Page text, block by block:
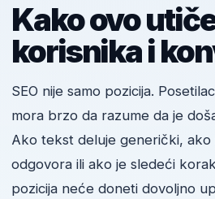
Kako ovo
korisnika i
SEO nije samo pozicija.
mora brzo da razume da je
Ako tekst deluje generički,
odgovora ili ako je sledeći
pozicija neće doneti dovoljno